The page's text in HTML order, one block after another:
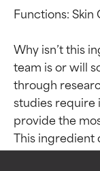
Functions:
Why isn’t this
team is or will
through
studies require
provide the
This ingredient